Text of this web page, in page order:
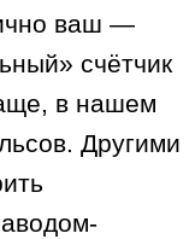
ваш —
счётчик
в нашем
Другими